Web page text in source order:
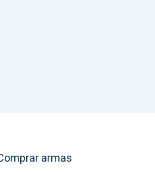
armas